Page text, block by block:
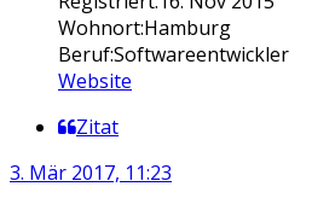
Wohnort:Hamburg
Beruf:Softwareentwickler
Website
Zitat
3. Mär 2017, 11:23